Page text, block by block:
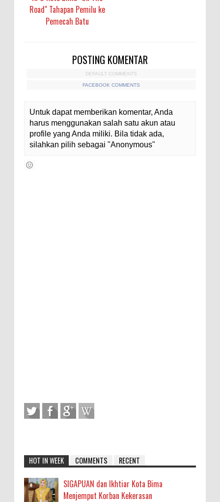
Road" Tahapan Pemilu ke
Pemecah Batu
POSTING KOMENTAR
DEFAULT COMMENTS
FACEBOOK COMMENTS
Untuk dapat memberikan komentar, Anda
harus menggunakan salah satu akun atau
profile yang Anda miliki. Bila tidak ada,
silahkan pilih sebagai "Anonymous"
HOT IN WEEK COMMENTS RECENT
SIGAPUAN dan Ikhtiar Kota Bima
Menjemput Korban Kekerasan